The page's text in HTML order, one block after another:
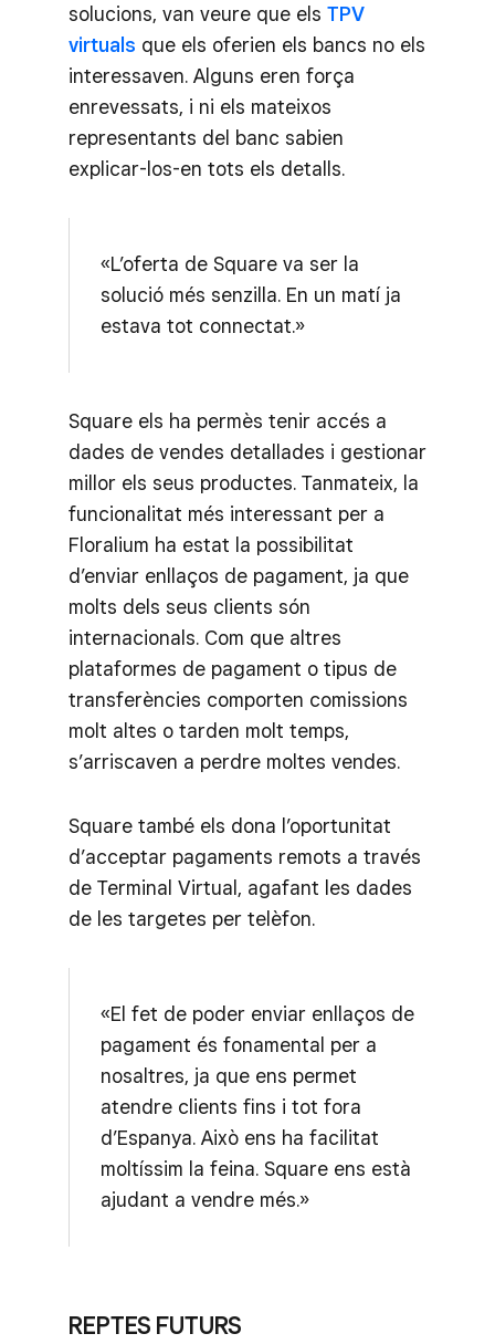
solucions, van veure que els TPV
virtuals que els oferien els bancs no els
interessaven. Alguns eren força
enrevessats, i ni els mateixos
representants del banc sabien
explicar-los-en tots els detalls.
«L’oferta de Square va ser la
solució més senzilla. En un matí ja
estava tot connectat.»
Square els ha permès tenir accés a
dades de vendes detallades i gestionar
millor els seus productes. Tanmateix, la
funcionalitat més interessant per a
Floralium ha estat la possibilitat
d’enviar enllaços de pagament, ja que
molts dels seus clients són
internacionals. Com que altres
plataformes de pagament o tipus de
transferències comporten comissions
molt altes o tarden molt temps,
s’arriscaven a perdre moltes vendes.
Square també els dona l’oportunitat
d’acceptar pagaments remots a través
de Terminal Virtual, agafant les dades
de les targetes per telèfon.
«El fet de poder enviar enllaços de
pagament és fonamental per a
nosaltres, ja que ens permet
atendre clients fins i tot fora
d’Espanya. Això ens ha facilitat
moltíssim la feina. Square ens està
ajudant a vendre més.»
REPTES FUTURS